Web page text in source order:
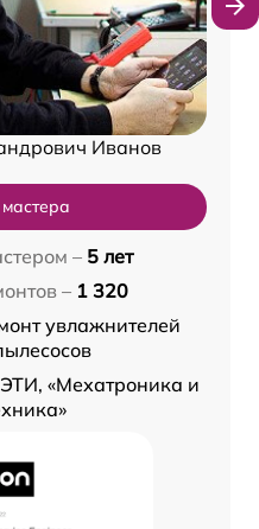
Иванов
– 5 лет
– 1 320
увлажнителей
«Мехатроника и